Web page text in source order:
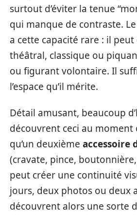
surtout d’éviter la tenue
qui manque de contraste.
a cette capacité rare : il
théâtral, classique ou
ou figurant volontaire. Il
l’espace qu’il mérite.
Détail amusant, beaucoup
découvrent ceci au moment
qu’un deuxième accessoire
(cravate, pince,
peut créer une continuité
jours, deux photos ou deux
découvrent alors une sorte